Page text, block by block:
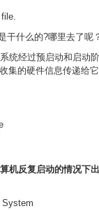
干什么的?哪里去了呢
统经过预启动和启动
集的硬件信息传递给
反复启动的情况下